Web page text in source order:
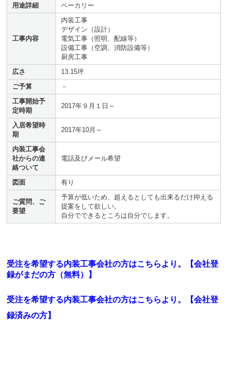
用途詳細
ベーカリー
工事内容
内装工事
デザイン（設計）
電気工事（照明、配線等）
設備工事（空調、消防設備等）
厨房工事
広さ
13.15坪
ご予算
－
工事開始予
定時期
2017年９月１日～
入居希望時
期
2017年10月～
内装工事会
社からの連
絡ついて
電話及びメール希望
図面 有り
ご質問、ご
要望
予算が低いため、超えるとしても出来るだけ抑える
提案をして欲しい。
自分でできるところは自分でします。
受注を希望する内装工事会社の方はこちらより。【会社登
録がまだの方（無料）】
受注を希望する内装工事会社の方はこちらより。
【会社登
録済みの方】